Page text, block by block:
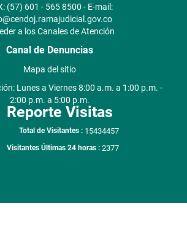
(57) 601 - 565 8500 - E-mail:
a los Canales de Atención
Canal de Denuncias
Mapa del sitio
Lunes a Viernes 8:00 a.m. a 1:00 p.m. -
2:00 p.m. a 5:00 p.m.
Reporte Visitas
Total de Visitantes : 15434457
Visitantes Últimas 24 horas : 2377